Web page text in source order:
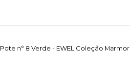
Pote n° 8 Verde - EWEL Coleção